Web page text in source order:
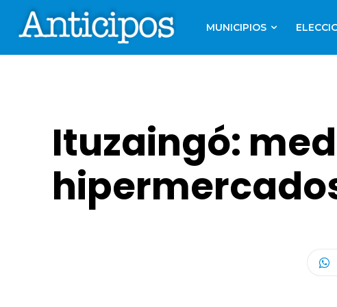
MUNICIPIOS
Ituzaingó: